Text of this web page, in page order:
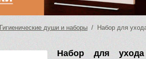
Гигиенические души и наборы / Набор для
Набор для